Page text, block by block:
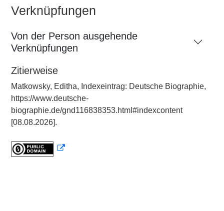
Verknüpfungen
Von der Person ausgehende
Verknüpfungen
Zitierweise
Matkowsky, Editha, Indexeintrag: Deutsche Biographie,
https://www.deutsche-
biographie.de/gnd116838353.html#indexcontent
[08.08.2026].